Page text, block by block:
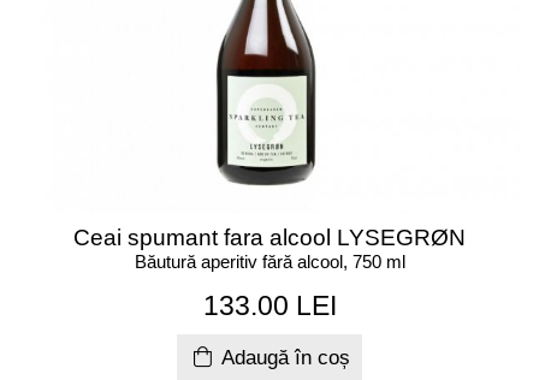
Ceai spumant fara alcool LYSEGRØN
Băutură aperitiv fără alcool, 750 ml
133.00 LEI
Adaugă în coș